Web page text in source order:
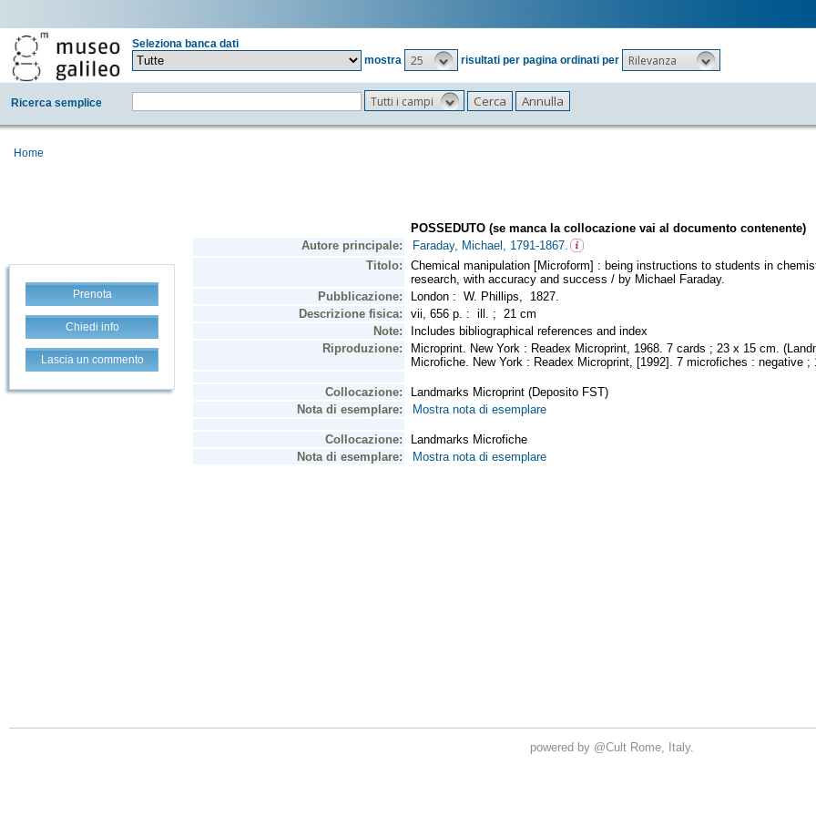
Seleziona banca dati
mostra
25 risultati per pagina ordinati per Rilevanza
Ricerca semplice Tutti i campi
Home
Prenota
Chiedi info
Lascia un commento
powered by @Cult Rome, Italy.